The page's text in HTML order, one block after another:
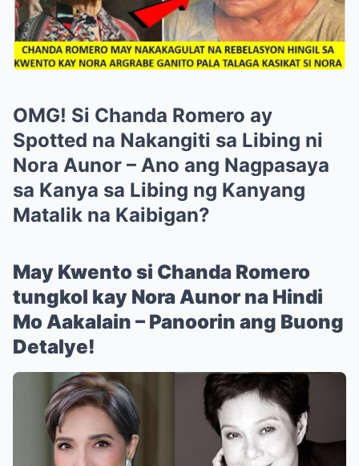
OMG! Si Chanda Romero ay
Spotted na Nakangiti sa Libing ni
Nora Aunor – Ano ang Nagpasaya
sa Kanya sa Libing ng Kanyang
Matalik na Kaibigan?
May Kwento si Chanda Romero
tungkol kay Nora Aunor na Hindi
Mo Aakalain – Panoorin ang Buong
Detalye!